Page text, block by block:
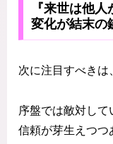
『来世は他
変化が結末の
次に注目すべきは
序盤では敵対し
信頼が芽生えつつ